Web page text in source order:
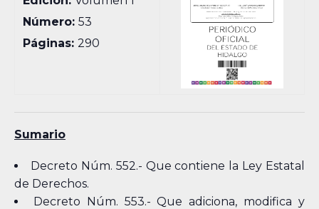
Número:53
Páginas:290
Sumario
Decreto Núm. 552.- Que contiene la Ley Estatal
de Derechos.
Decreto Núm. 553.- Que adiciona, modifica y